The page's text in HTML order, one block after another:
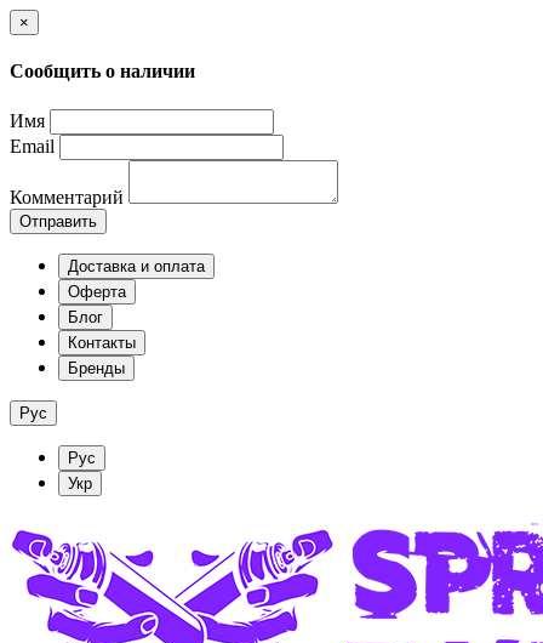
×
Сообщить о наличии
Имя
Email
Комментарий
Отправить
Доставка и оплата
Оферта
Блог
Контакты
Бренды
Рус
Рус
Укр